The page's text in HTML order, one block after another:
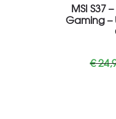
MSI S37
Gaming –
€